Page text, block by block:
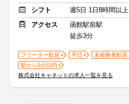
シフト
週5日 1日8時間以上
アクセス
函館駅前駅
徒歩3分
フリーター歓迎 平日 未経験者歓迎
駅から5分以内
株式会社キャネットの求人一覧を見る